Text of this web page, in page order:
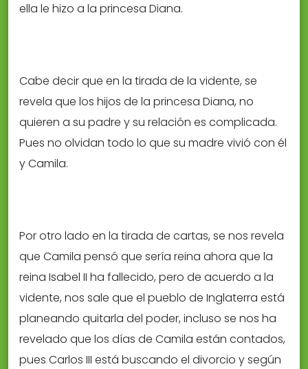
ella le hizo a la princesa Diana.
Cabe decir que en la tirada de la vidente, se
revela que los hijos de la princesa Diana, no
quieren a su padre y su relación es complicada.
Pues no olvidan todo lo que su madre vivió con él
y Camila.
Por otro lado en la tirada de cartas, se nos revela
que Camila pensó que sería reina ahora que la
reina Isabel II ha fallecido, pero de acuerdo a la
vidente, nos sale que el pueblo de Inglaterra está
planeando quitarla del poder, incluso se nos ha
revelado que los días de Camila están contados,
pues Carlos III está buscando el divorcio y según